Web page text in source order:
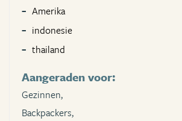
Amerika
indonesie
thailand
Aangeraden voor:
Gezinnen,
Backpackers,